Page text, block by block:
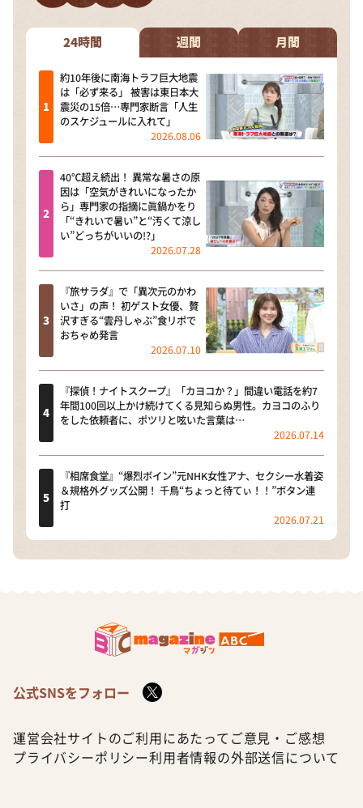
24時間 週間 月間
約10年後に南海トラフ巨大地震
は「必ず来る」 被害は東日本大
震災の15倍…専門家断言「人生
のスケジュールに入れて」
2026.08.06
40℃超え続出！ 異常な暑さの原
因は「空気がきれいになったか
ら」専門家の指摘に眞鍋かをり
「“きれいで暑い”と“汚くて涼し
い”どっちがいいの!?」
2026.07.28
『旅サラダ』で「異次元のかわ
いさ」の声！ 初ゲスト女優、贅
沢すぎる“雲丹しゃぶ”食リポで
おちゃめ発言
2026.07.10
『探偵！ナイトスクープ』「カヨコか？」間違い電話を約7
年間100回以上かけ続けてくる見知らぬ男性。カヨコのふり
をした依頼者に、ポツリと呟いた言葉は…
2026.07.14
『相席食堂』“爆烈ボイン”元NHK女性アナ、セクシー水着姿
＆規格外グッズ公開！ 千鳥“ちょっと待てぃ！！”ボタン連
打
2026.07.21
公式SNSをフォロー
運営会社サイトのご利用にあたって ご意見・ご感想
プライバシーポリシー利用者情報の外部送信について